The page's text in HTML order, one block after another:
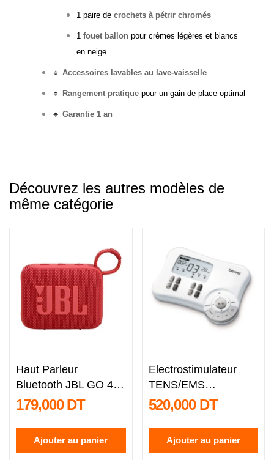
1 paire de crochets à pétrir chromés
1 fouet ballon pour crèmes légères et blancs
en neige
🔹 Accessoires lavables au lave-vaisselle
🔹 Rangement pratique pour un gain de place optimal
🔹 Garantie 1 an
Découvrez les autres modèles de
même catégorie
Haut Parleur
Bluetooth JBL GO 4
Rouge
179,000 DT
Ajouter au panier
Electrostimulateur
TENS/EMS
numérique BEURER
EM 80
520,000 DT
Ajouter au panier